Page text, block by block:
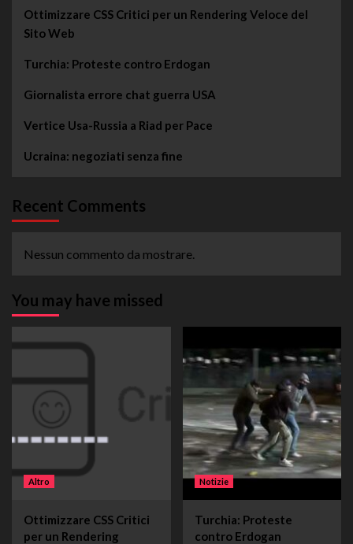
Ottimizzare CSS Critici per un Rendering Veloce del
Sito Web
Turchia: Proteste contro Erdogan
Giornalista errore chat guerra USA
Vertice Usa-Russia a Riad per Pace
Ucraina: negoziati senza fine
Recent Comments
Nessun commento da mostrare.
You may have missed
Altro
Ottimizzare CSS Critici
per un Rendering
Notizie
Turchia: Proteste
contro Erdogan